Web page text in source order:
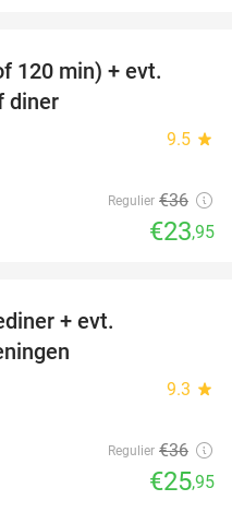
120 min) + evt.
diner
9.5 star
Regulier €36
€23,95
+ evt.
9.3 star
Regulier €36
€25,95